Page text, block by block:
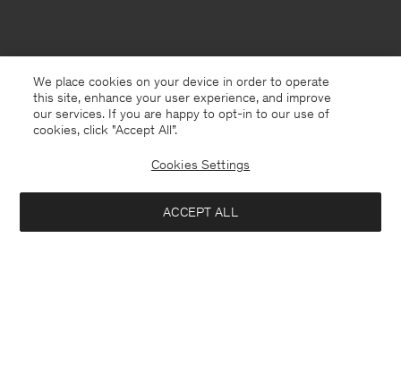
France Deutsch
We place cookies on your device in order to operate
this site, enhance your user experience, and improve
our services. If you are happy to opt-in to our use of
cookies, click "Accept All”.
Cookies Settings
ACCEPT ALL